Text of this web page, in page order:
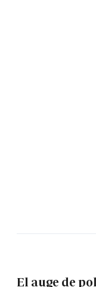
El auge de